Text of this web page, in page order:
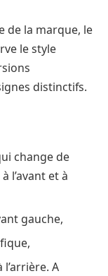
de la marque, le
le style
distinctifs.
change de
l’avant et à
gauche,
A